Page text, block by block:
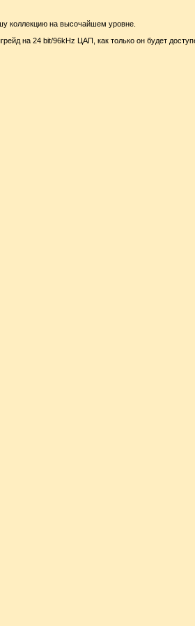
коллекцию на высочайшем уровне.
на 24 bit/96kHz ЦАП, как только он будет